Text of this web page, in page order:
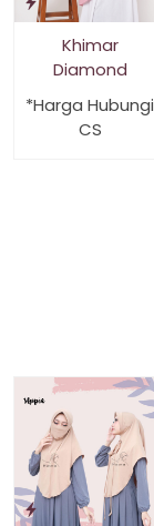
Khimar
Diamond
*Harga Hubungi
CS